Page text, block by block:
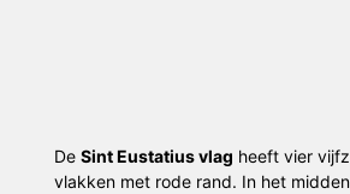
De Sint Eustatius vlag heeft vier
vlakken met rode rand. In het